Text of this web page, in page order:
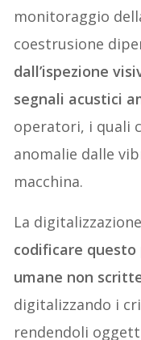
monitoraggio
coestrusione
dall’ispezione
segnali acustici
operatori, i quali
anomalie dalle
macchina.
La
codificare
umane non
digitalizzando i
rendendoli